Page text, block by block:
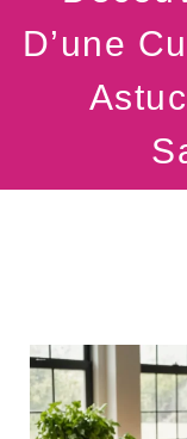
D’une